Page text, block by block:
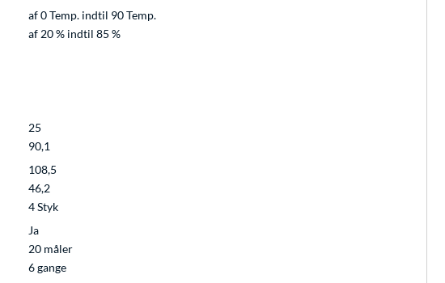
af 0 Temp. indtil 90 Temp.
af 20 % indtil 85 %
25
90,1
108,5
46,2
4 Styk
Ja
20 måler
6 gange